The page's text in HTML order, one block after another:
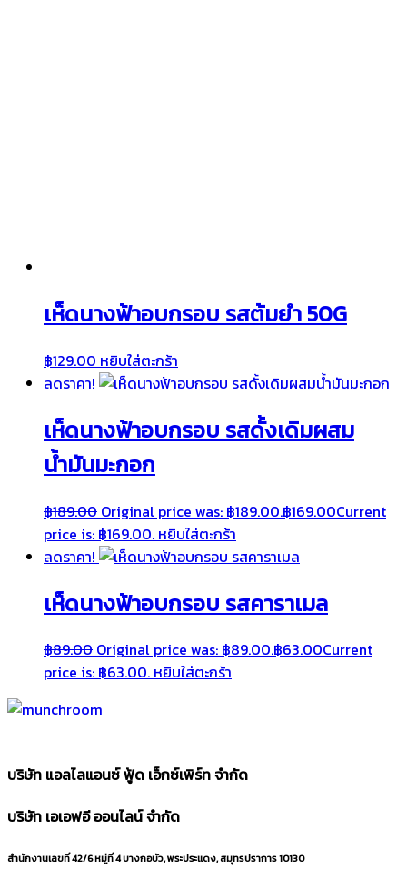
เห็ดนางฟ้าอบกรอบ รสต้มยำ 50G
฿129.00 หยิบใส่ตะกร้า
ลดราคา!
เห็ดนางฟ้าอบกรอบ รสดั้งเดิมผสม
น้ำมันมะกอก
฿189.00 Original price was: ฿189.00.฿169.00Current
price is: ฿169.00. หยิบใส่ตะกร้า
ลดราคา!
เห็ดนางฟ้าอบกรอบ รสคาราเมล
฿89.00 Original price was: ฿89.00.฿63.00Current
price is: ฿63.00. หยิบใส่ตะกร้า
บริษัท แอลไลแอนซ์ ฟู้ด เอ็กซ์เพิร์ท จำกัด
บริษัท เอเอฟอี ออนไลน์ จำกัด
สำนักงานเลขที่ 42/6 หมู่ที่ 4 บางกอบัว, พระประแดง, สมุทรปราการ 10130